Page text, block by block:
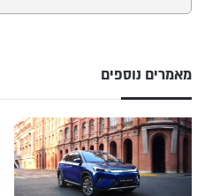
מאמרים נוספים